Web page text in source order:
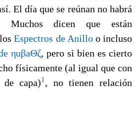
El día que se reúnan no habrá
Muchos dicen que están
losEspectros de Anilloo incluso
ηuβaΘζ, pero si bien es cierto
físicamente (al igual que con
capa)1, no tienen relación